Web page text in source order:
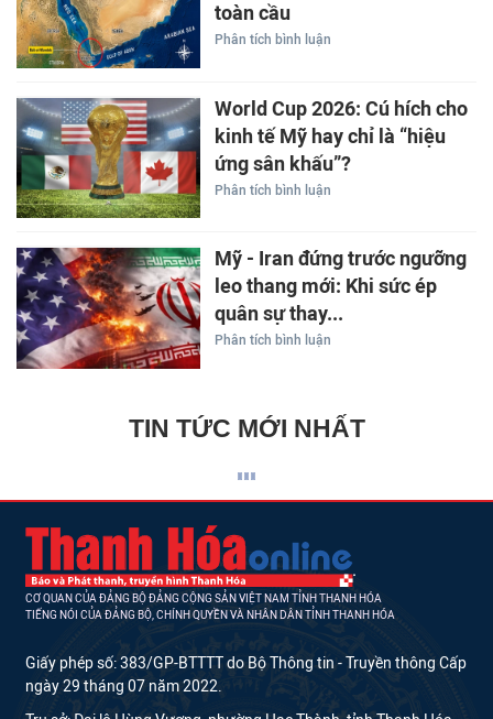
toàn cầu
Phân tích bình luận
World Cup 2026: Cú hích cho
kinh tế Mỹ hay chỉ là “hiệu
ứng sân khấu”?
Phân tích bình luận
Mỹ - Iran đứng trước ngưỡng
leo thang mới: Khi sức ép
quân sự thay...
Phân tích bình luận
TIN TỨC MỚI NHẤT
CƠ QUAN CỦA ĐẢNG BỘ ĐẢNG CỘNG SẢN VIỆT NAM TỈNH THANH HÓA
TIẾNG NÓI CỦA ĐẢNG BỘ, CHÍNH QUYỀN VÀ NHÂN DÂN TỈNH THANH HÓA
Giấy phép số: 383/GP-BTTTT do Bộ Thông tin - Truyền thông Cấp
ngày 29 tháng 07 năm 2022.